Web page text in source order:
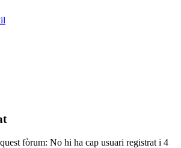
fòrum: No hi ha cap usuari registrat i 4